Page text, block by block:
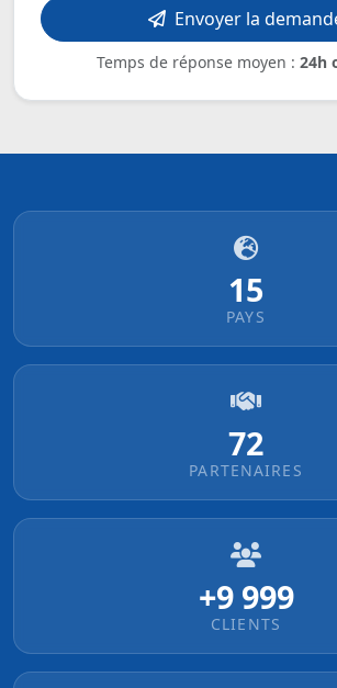
Envoyer la
Temps de réponse moyen : 24h
15
PAYS
72
PARTENAIRES
+10 000
CLIENTS